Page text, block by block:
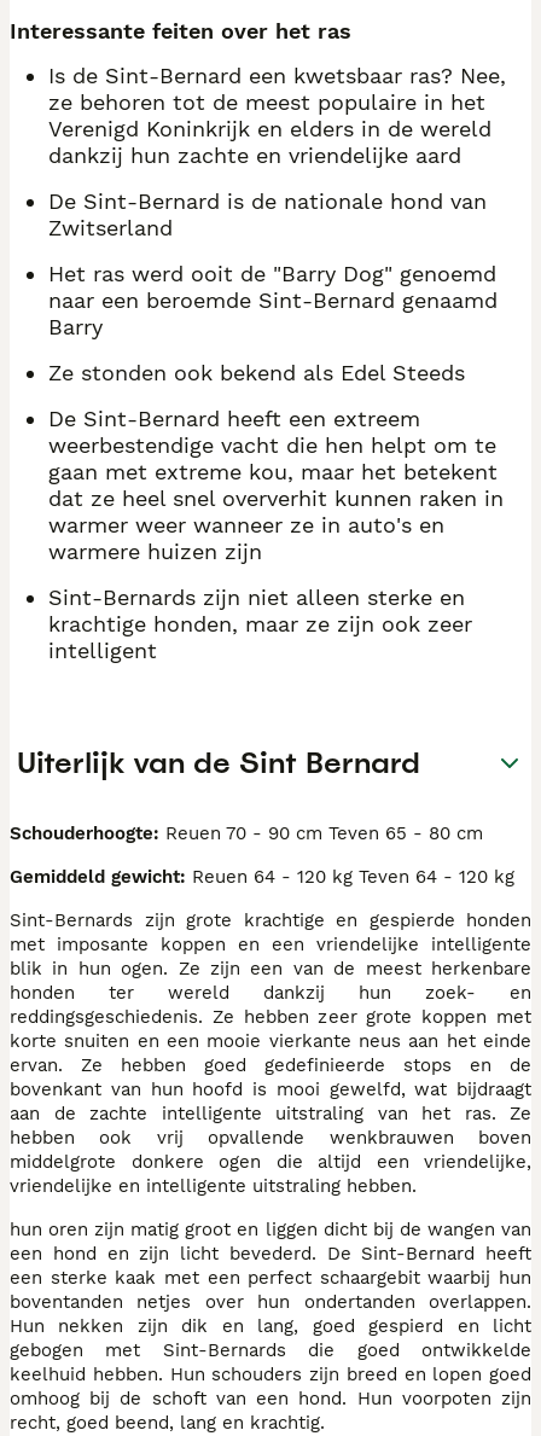
Interessante feiten over het ras
Is de Sint-Bernard een kwetsbaar ras? Nee,
ze behoren tot de meest populaire in het
Verenigd Koninkrijk en elders in de wereld
dankzij hun zachte en vriendelijke aard
De Sint-Bernard is de nationale hond van
Zwitserland
Het ras werd ooit de "Barry Dog" genoemd
naar een beroemde Sint-Bernard genaamd
Barry
Ze stonden ook bekend als Edel Steeds
De Sint-Bernard heeft een extreem
weerbestendige vacht die hen helpt om te
gaan met extreme kou, maar het betekent
dat ze heel snel oververhit kunnen raken in
warmer weer wanneer ze in auto's en
warmere huizen zijn
Sint-Bernards zijn niet alleen sterke en
krachtige honden, maar ze zijn ook zeer
intelligent
Uiterlijk van de Sint Bernard
Schouderhoogte: Reuen 70 - 90 cm Teven 65 - 80 cm
Gemiddeld gewicht: Reuen 64 - 120 kg Teven 64 - 120 kg
Sint-Bernards zijn grote krachtige en gespierde honden
met imposante koppen en een vriendelijke intelligente
blik in hun ogen. Ze zijn een van de meest herkenbare
honden ter wereld dankzij hun zoek- en
reddingsgeschiedenis. Ze hebben zeer grote koppen met
korte snuiten en een mooie vierkante neus aan het einde
ervan. Ze hebben goed gedefinieerde stops en de
bovenkant van hun hoofd is mooi gewelfd, wat bijdraagt
aan de zachte intelligente uitstraling van het ras. Ze
hebben ook vrij opvallende wenkbrauwen boven
middelgrote donkere ogen die altijd een vriendelijke,
vriendelijke en intelligente uitstraling hebben.
hun oren zijn matig groot en liggen dicht bij de wangen van
een hond en zijn licht bevederd. De Sint-Bernard heeft
een sterke kaak met een perfect schaargebit waarbij hun
boventanden netjes over hun ondertanden overlappen.
Hun nekken zijn dik en lang, goed gespierd en licht
gebogen met Sint-Bernards die goed ontwikkelde
keelhuid hebben. Hun schouders zijn breed en lopen goed
omhoog bij de schoft van een hond. Hun voorpoten zijn
recht, goed beend, lang en krachtig.